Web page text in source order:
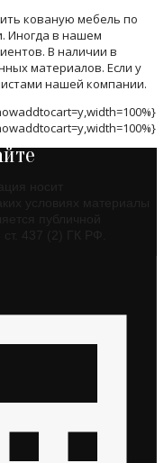
кованую мебель по
Иногда в нашем
В наличии в
материалов. Если у
нашей компании.